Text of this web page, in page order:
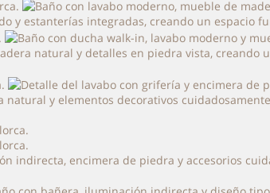
y estanterías integradas, creando un espacio
natural y detalles en piedra vista, creando
y elementos decorativos
indirecta, encimera de piedra y accesorios